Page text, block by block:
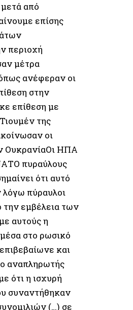
από
επίσης
περιοχή
μέτρα
ανέφεραν οι
στην
επίθεση με
της
οι
ΟυκρανίαΟι ΗΠΑ
πυραύλους
ότι αυτό
λόγω πύραυλοι
την εμβέλεια των
αυτούς η
στο ρωσικό
και
αναπληρωτής
ότι η ισχυρή
συναντήθηκαν
(…) σε